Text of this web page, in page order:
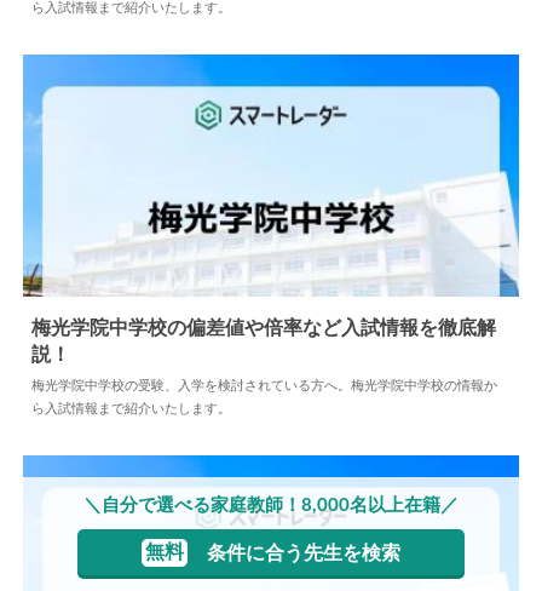
ら入試情報まで紹介いたします。
中学情報 2024.05.10
梅光学院中学校の偏差値や倍率など入試情報を徹底解
説！
梅光学院中学校の受験、入学を検討されている方へ。梅光学院中学校の情報か
ら入試情報まで紹介いたします。
＼自分で選べる家庭教師！8,000名以上在籍／
無料 条件に合う先生を検索